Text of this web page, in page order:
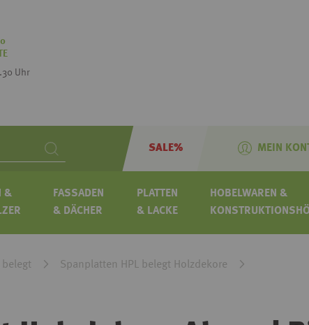
Uhr
SALE% MEIN
&
FASSADEN
& DÄCHER
PLATTEN
& LACKE
HOBELWAREN &
belegt
Spanplatten HPL belegt Holzdekore